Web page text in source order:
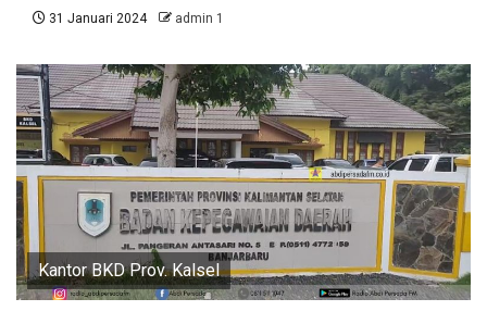
31 Januari 2024 admin 1
Kantor BKD Prov. Kalsel